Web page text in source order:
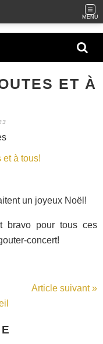
MENU
ET À
un joyeux Noël!
bravo pour tous ces
concert!
Article suivant »